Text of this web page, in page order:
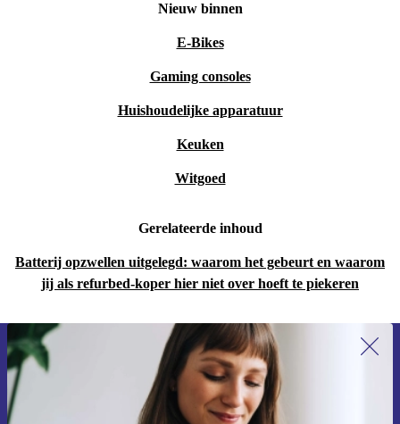
Nieuw binnen
E-Bikes
Gaming consoles
Huishoudelijke apparatuur
Keuken
Witgoed
Gerelateerde inhoud
Batterij opzwellen uitgelegd: waarom het gebeurt en waarom
jij als refurbed-koper hier niet over hoeft te piekeren
Meld je aan voor onze nieuwsbrief en
ontvang €15 korting!
Mis nooit meer een aanbieding.